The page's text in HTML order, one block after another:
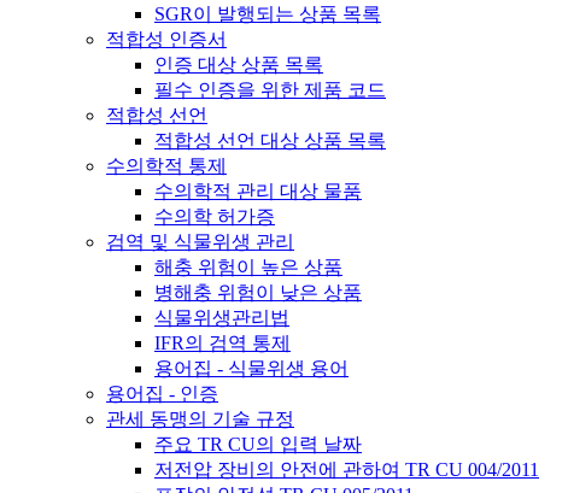
SGR이 발행되는 상품 목록
적합성 인증서
인증 대상 상품 목록
필수 인증을 위한 제품 코드
적합성 선언
적합성 선언 대상 상품 목록
수의학적 통제
수의학적 관리 대상 물품
수의학 허가증
검역 및 식물위생 관리
해충 위험이 높은 상품
병해충 위험이 낮은 상품
식물위생관리법
IFR의 검역 통제
용어집 - 식물위생 용어
용어집 - 인증
관세 동맹의 기술 규정
주요 TR CU의 입력 날짜
저전압 장비의 안전에 관하여 TR CU 004/2011